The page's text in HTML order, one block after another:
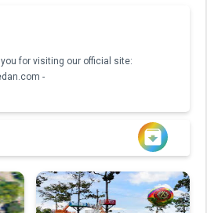
for visiting our official site:
-
